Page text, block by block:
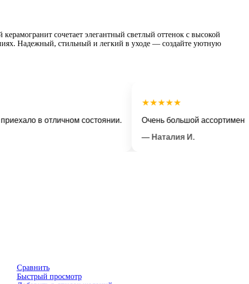
сочетает элегантный светлый оттенок с высокой
Надежный, стильный и легкий в уходе — создайте уютную
в отличном состоянии.
★★★★★
Очень большой ассортимент и
— Наталия И.
Сравнить
Быстрый просмотр